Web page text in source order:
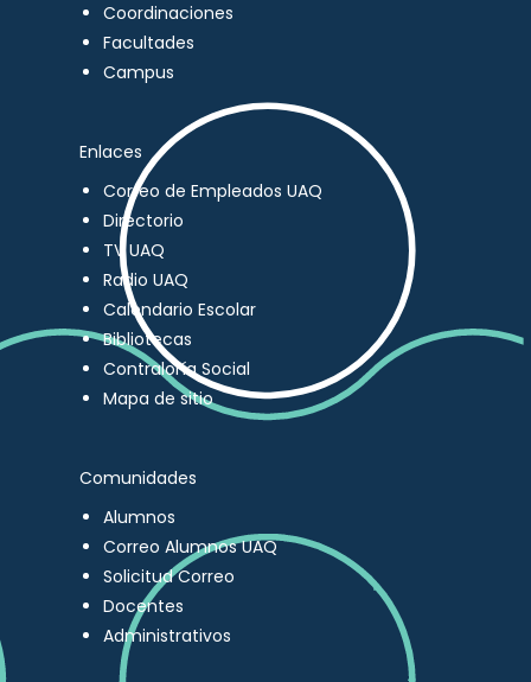
Coordinaciones
Facultades
Campus
Enlaces
Correo de Empleados UAQ
Directorio
TV UAQ
Radio UAQ
Calendario Escolar
Bibliotecas
Contraloría Social
Mapa de sitio
Comunidades
Alumnos
Correo Alumnos UAQ
Solicitud Correo
Docentes
Administrativos